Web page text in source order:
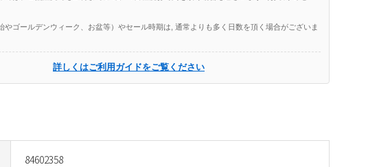
84602358
ゴールデンウィーク、お盆等）やセール時期は, 通常よりも多く日数を頂く場合がございま
詳しくはご利用ガイドをご覧ください